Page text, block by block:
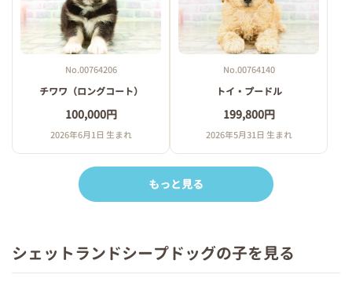
No.00764206
チワワ（ロングコート）
100,000円
2026年6月1日 生まれ
No.00764140
トイ・プードル
199,800円
2026年5月31日 生まれ
もっと見る
シェットランドシープドッグの子を見る